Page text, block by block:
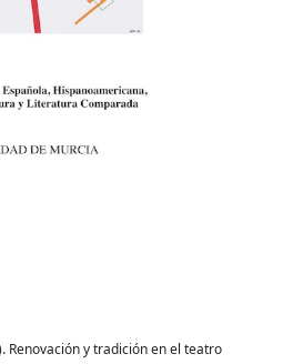
Renovación y tradición en el teatro